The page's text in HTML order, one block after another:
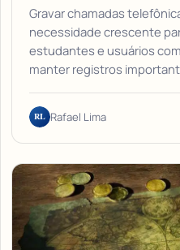
Gravar chamadas
necessidade crescente
estudantes e usuários
manter registros
RL Rafael Lima